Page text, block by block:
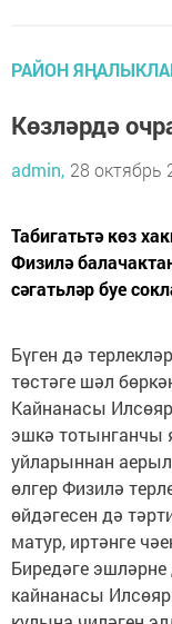
РАЙОН
Көзләрдә
admin, 28 октябрь
Табигатьтә көз
Физилә
сәгатьләр буе
Бүген дә
төстәге шәл
Кайнанасы
эшкә тотынганчы
уйларыннан
өлгер Физилә
өйдәгесен дә
матур, иртәнге
Биредәге
кайнанасы